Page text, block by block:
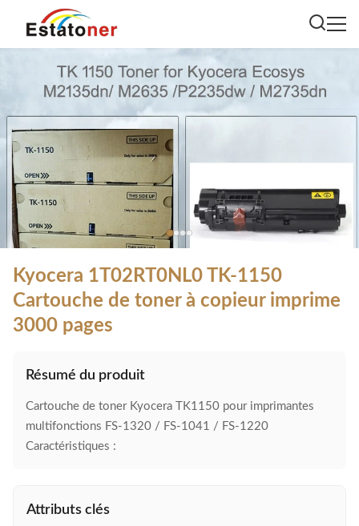
Kyocera 1T02RT0NL0 TK-1150
Cartouche de toner à copieur imprime
3000 pages
Résumé du produit
Cartouche de toner Kyocera TK1150 pour imprimantes
multifonctions FS-1320 / FS-1041 / FS-1220
Caractéristiques :
Attributs clés